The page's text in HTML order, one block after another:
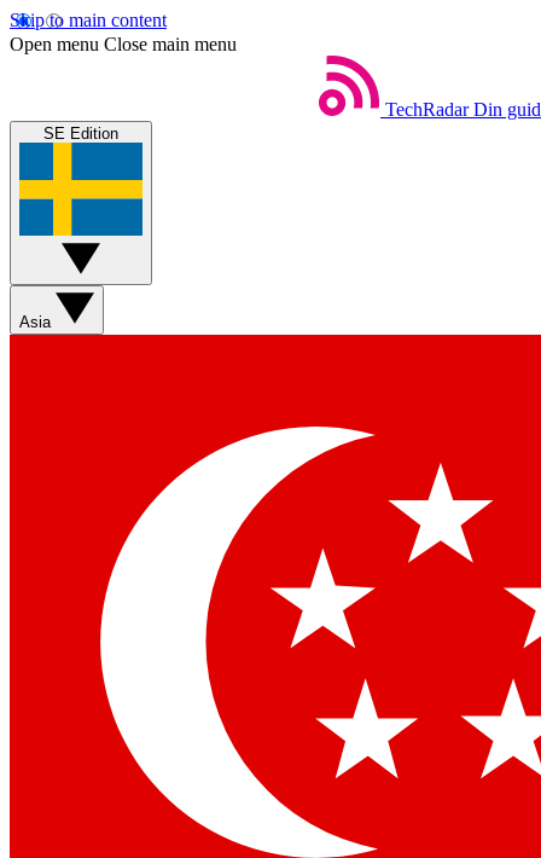
Skip to main content
Open menu Close main menu
TechRadar Din
SE Edition
Asia